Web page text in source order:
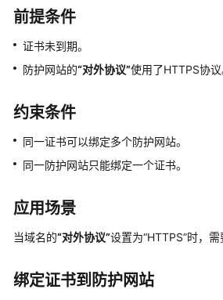
公
告
品
绍
计
费
明
快
入
门
前提条件
证书未到期。
防护网站的“对外协议”使用了HTTPS协议
约束条件
同一证书可以绑定多个防护网站。
同一防护网站只能绑定一个证书。
应用场景
当域名的“对外协议”设置为“HTTPS”时，需
绑定证书到防护网站